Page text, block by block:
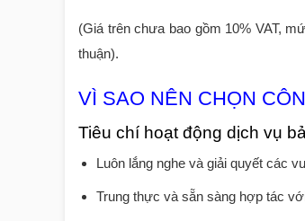
(Giá trên chưa bao gồm 10% VAT,
thuận).
VÌ SAO NÊN CHỌN
Tiêu chí hoạt động dịch vụ
Luôn lắng nghe và giải quyết các
Trung thực và sẵn sàng hợp tác